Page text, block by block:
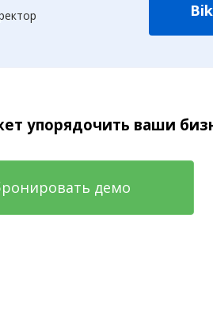
упорядочить ваши
демо